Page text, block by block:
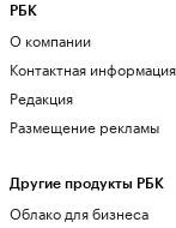
РБК
О компании
Контактная информация
Редакция
Размещение рекламы
Другие продукты РБК
Облако для бизнеса